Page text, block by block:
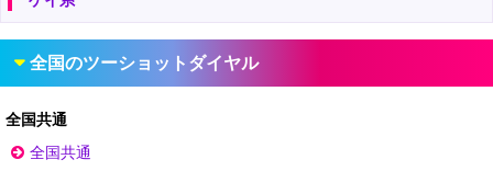
全国のツーショットダイヤル
全国共通
全国共通